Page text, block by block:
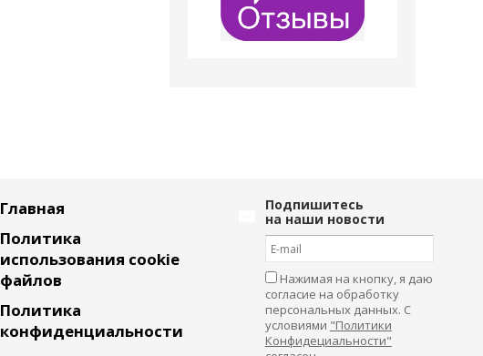
Главная
Политика
использования cookie
файлов
Политика
конфиденциальности
Подпишитесь
на наши новости
Нажимая на кнопку, я даю
согласие на обработку
персональных данных. С
условиями "Политики
Конфидециальности"